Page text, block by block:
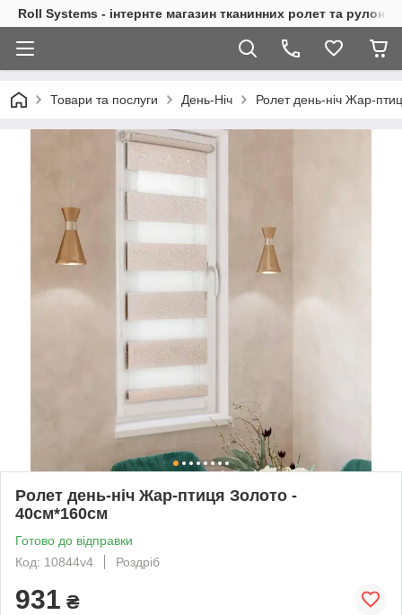
Roll Systems - інтернте магазин тканинних ролет та
Товари та послуги День-Ніч Ролет день-ніч Жар-
Ролет день-ніч Жар-птиця Золото -
40см*160см
Готово до відправки
Код: 10844v4
Роздріб
931 ₴